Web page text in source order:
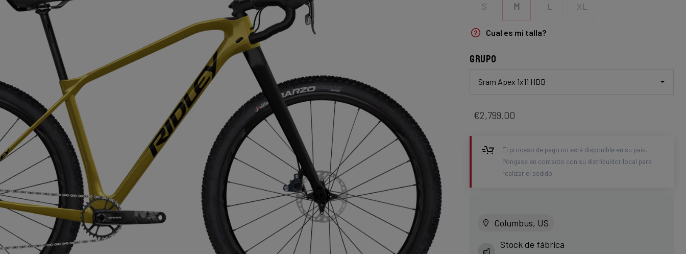
S M L XL
Cual es mi talla?
Grupo
Sram Apex 1x11 HDB
€2,799.00
El proceso de pago no está disponible en su país.
Póngase en contacto con su distribuidor local para
realizar el pedido
Columbus, US
Stock de fábrica